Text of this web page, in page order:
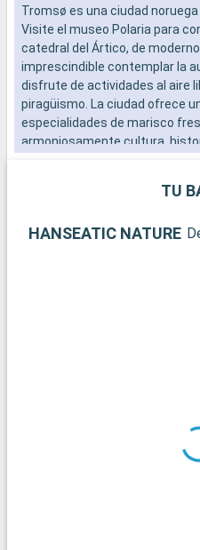
Tromsø es una ciudad
Visite el museo Polaria para
catedral del Ártico, de
imprescindible contemplar la
disfrute de actividades al aire
piragüismo. La ciudad ofrece
especialidades de marisco
armoniosamente cultura,
TU
HANSEATIC NATURE